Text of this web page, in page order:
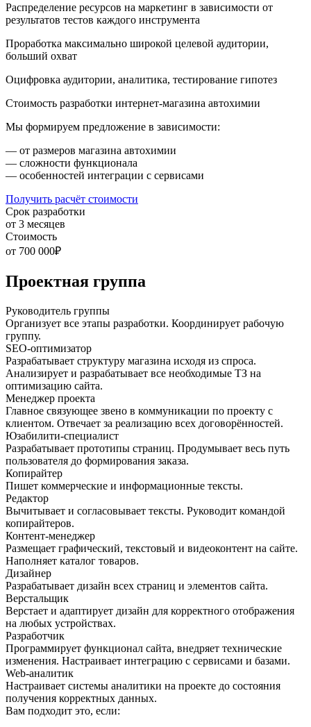
Распределение ресурсов на маркетинг в зависимости от
результатов тестов каждого инструмента
Проработка максимально широкой целевой аудитории,
больший охват
Оцифровка аудитории, аналитика, тестирование гипотез
Стоимость разработки интернет-магазина автохимии
Мы формируем предложение в зависимости:
— от размеров магазина автохимии
— сложности функционала
— особенностей интеграции с сервисами
Получить расчёт стоимости
Срок разработки
от 3 месяцев
Стоимость
от 700 000₽
Проектная группа
Руководитель группы
Организует все этапы разработки. Координирует рабочую
группу.
SEO-оптимизатор
Разрабатывает структуру магазина исходя из спроса.
Анализирует и разрабатывает все необходимые ТЗ на
оптимизацию сайта.
Менеджер проекта
Главное связующее звено в коммуникации по проекту с
клиентом. Отвечает за реализацию всех договорённостей.
Юзабилити-специалист
Разрабатывает прототипы страниц. Продумывает весь путь
пользователя до формирования заказа.
Копирайтер
Пишет коммерческие и информационные тексты.
Редактор
Вычитывает и согласовывает тексты. Руководит командой
копирайтеров.
Контент-менеджер
Размещает графический, текстовый и видеоконтент на сайте.
Наполняет каталог товаров.
Дизайнер
Разрабатывает дизайн всех страниц и элементов сайта.
Верстальщик
Верстает и адаптирует дизайн для корректного отображения
на любых устройствах.
Разработчик
Программирует функционал сайта, внедряет технические
изменения. Настраивает интеграцию с сервисами и базами.
Web-аналитик
Настраивает системы аналитики на проекте до состояния
получения корректных данных.
Вам подходит это, если: